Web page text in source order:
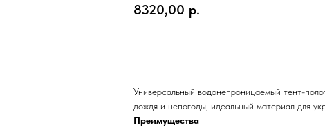
8320,00 р.
Универсальный водонепроницаемый тент-
дождя и непогоды, идеальный материал для
Преимущества